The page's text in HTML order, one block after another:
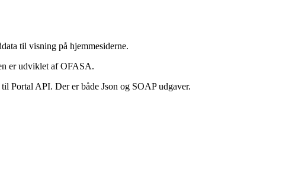
til visning på hjemmesiderne.
er udviklet af OFASA.
Portal API. Der er både Json og SOAP udgaver.